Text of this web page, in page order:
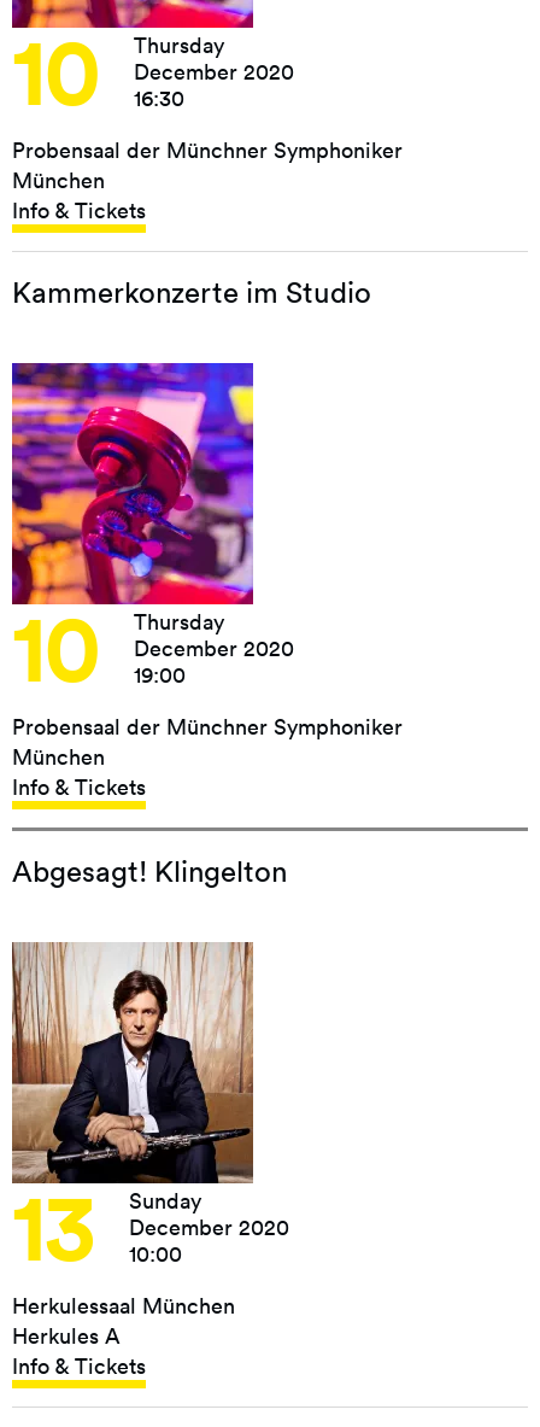
10
Thursday
December 2020
16:30
Probensaal der Münchner Symphoniker
München
Info & Tickets
Kammerkonzerte im Studio
10
Thursday
December 2020
19:00
Probensaal der Münchner Symphoniker
München
Info & Tickets
Abgesagt! Klingelton
13
Sunday
December 2020
10:00
Herkulessaal München
Herkules A
Info & Tickets